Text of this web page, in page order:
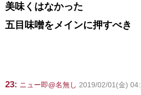
美味くはなかった
五目味噌をメインに押すべき
23: ニュー即@名無し 2019/02/01(金)